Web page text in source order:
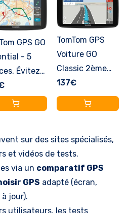
GPS GO
- 5
Évitez
à TomTom
des Cartes
mises à
Via Wi-FI
TomTom GPS
Voiture GO
Classic 2ème
génération (6
Pouces, Info
Trafic, Essai
Zones de
Danger, Cartes
EU, Mise à Jour
Via WiFi,
Changement de
137€
sur des sites spécialisés,
et vidéos de tests.
via un comparatif GPS
GPS adapté (écran,
jour).
utilisateurs, les tests